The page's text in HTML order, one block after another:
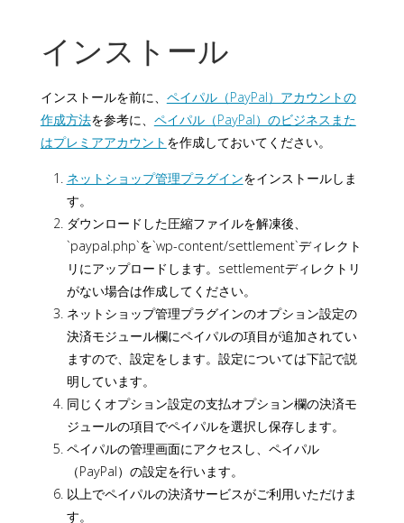
インストール
インストールを前に、 ペイパル（PayPal）アカウントの
作成方法を参考に、 ペイパル（PayPal）のビジネスまた
はプレミアアカウント を作成しておいてください。
ネットショップ管理プラグインをインストールしま
す。
ダウンロードした圧縮ファイルを解凍後、
`paypal.php`を`wp-content/settlement`ディレクト
リにアップロードします。settlementディレクトリ
がない場合は作成してください。
ネットショップ管理プラグインのオプション設定の
決済モジュール欄にペイパルの項目が追加されてい
ますので、設定をします。設定については下記で説
明しています。
同じくオプション設定の支払オプション欄の決済モ
ジュールの項目でペイパルを選択し保存します。
ペイパルの管理画面にアクセスし、ペイパル
（PayPal）の設定を行います。
以上でペイパルの決済サービスがご利用いただけま
す。